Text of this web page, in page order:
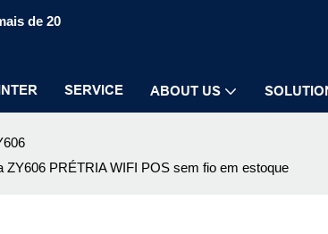
de 20
SERVICE ABOUT US
PRÉTRIA WIFI POS sem fio em estoque